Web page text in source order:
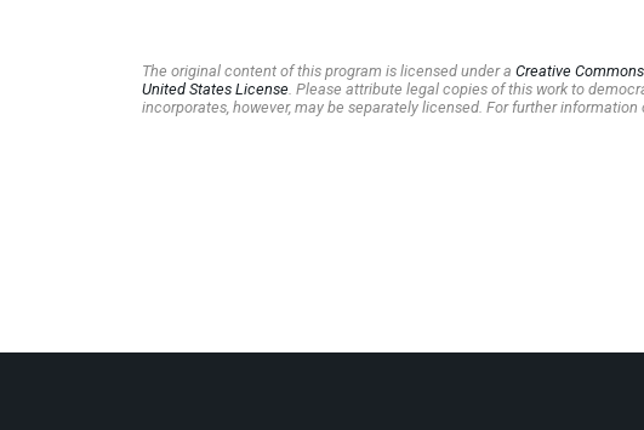
The original content of this program is licensed under a Creative
United States License . Please attribute legal copies of this work to
incorporates, however, may be separately licensed. For further